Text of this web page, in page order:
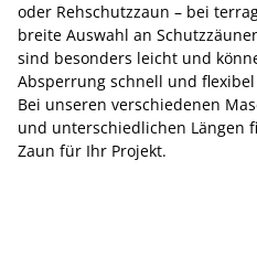
oder Rehschutzzaun – bei
breite Auswahl an
sind besonders leicht und
Absperrung schnell und
Bei unseren verschiedenen
und unterschiedlichen Längen
Zaun für Ihr Projekt.